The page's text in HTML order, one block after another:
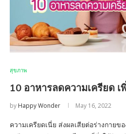
สุขภาพ
10 อาหารลดความเครียด
by Happy Wonder May 16, 2022
ความเครียดเนี่ย ส่งผลเสียต่อร่างกายข